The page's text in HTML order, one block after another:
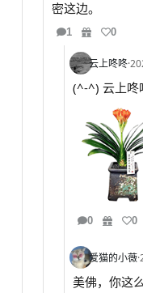
密这边。
1 0
云上咚咚·
(^-^) 云上咚
0 0
爱猫的小薇·
美佛，你这